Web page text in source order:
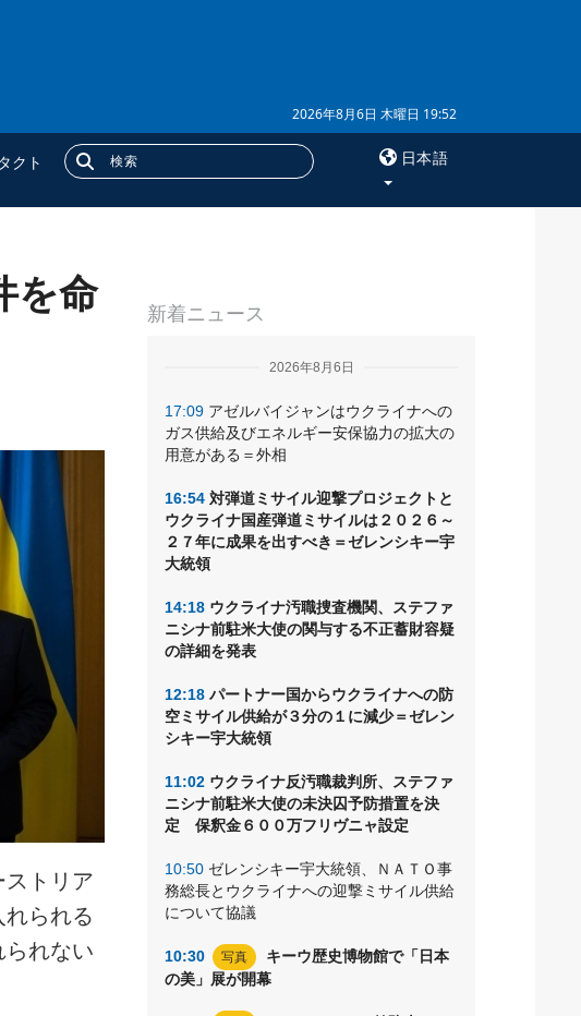
2026年8月6日 木曜日 19:52
クト 日本語
購読
新着ニュース
2026年8月6日
17:09 アゼルバイジャンはウクライナへの
ガス供給及びエネルギー安保協力の拡大の
用意がある＝外相
16:54 対弾道ミサイル迎撃プロジェクトと
ウクライナ国産弾道ミサイルは２０２６～
２７年に成果を出すべき＝ゼレンシキー宇
大統領
14:18 ウクライナ汚職捜査機関、ステファ
ニシナ前駐米大使の関与する不正蓄財容疑
の詳細を発表
12:18 パートナー国からウクライナへの防
空ミサイル供給が３分の１に減少＝ゼレン
シキー宇大統領
11:02 ウクライナ反汚職裁判所、ステファ
ニシナ前駐米大使の未決囚予防措置を決
定 保釈金６００万フリヴニャ設定
10:50 ゼレンシキー宇大統領、ＮＡＴＯ事
務総長とウクライナへの迎撃ミサイル供給
について協議
10:30 写真
キーウ歴史博物館で「日本
の美」展が開幕
を命
ストリア
られる
れない